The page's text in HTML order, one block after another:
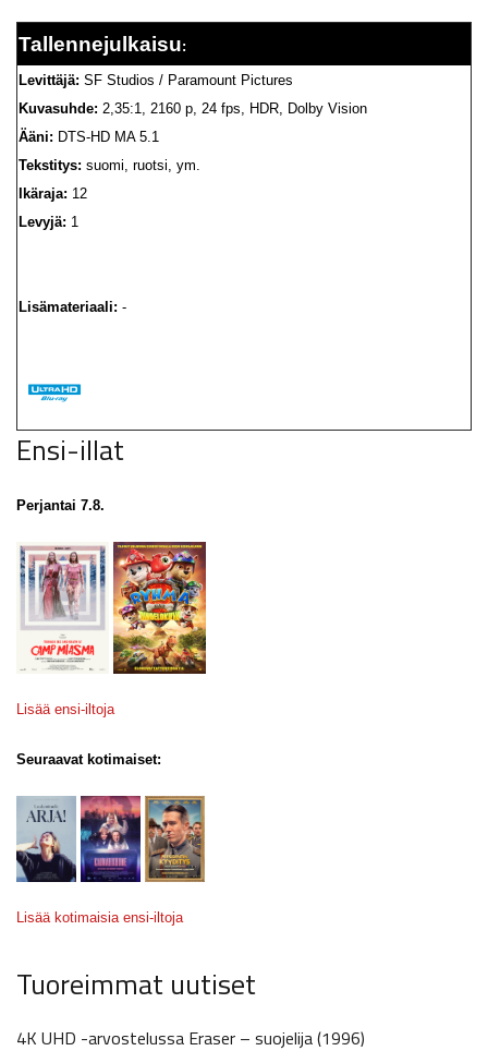
Tallennejulkaisu:
Levittäjä: SF Studios / Paramount Pictures
Kuvasuhde: 2,35:1, 2160 p, 24 fps, HDR, Dolby Vision
Ääni: DTS-HD MA 5.1
Tekstitys: suomi, ruotsi, ym.
Ikäraja: 12
Levyjä: 1
Lisämateriaali: -
Ensi-illat
Perjantai 7.8.
Lisää ensi-iltoja
Seuraavat kotimaiset:
Lisää kotimaisia ensi-iltoja
Tuoreimmat uutiset
4K UHD -arvostelussa Eraser – suojelija (1996)